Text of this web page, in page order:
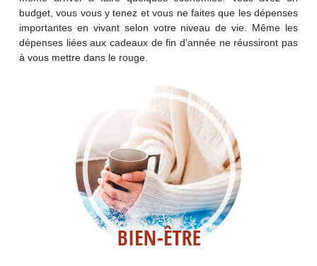
budget, vous vous y tenez et vous ne faites que les dépenses
importantes en vivant selon votre niveau de vie. Même les
dépenses liées aux cadeaux de fin d’année ne réussiront pas
à vous mettre dans le rouge.